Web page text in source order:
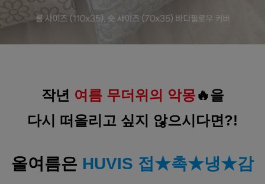
작년 여름 무더위의 악몽🔥을
다시 떠올리고 싶지 않으시다면?!
올여름은 HUVIS 접★촉★냉★감